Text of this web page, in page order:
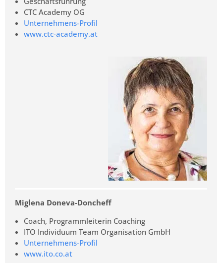
CTC Academy OG
Unternehmens-Profil
www.ctc-academy.at
Miglena Doneva-Doncheff
Coach, Programmleiterin Coaching
ITO Individuum Team Organisation GmbH
Unternehmens-Profil
www.ito.co.at